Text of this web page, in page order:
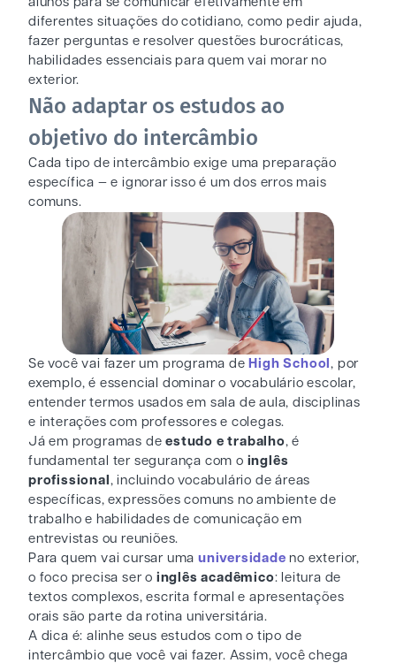
diferentes situações do cotidiano, como pedir ajuda,
fazer perguntas e resolver questões burocráticas,
habilidades essenciais para quem vai morar no
exterior.
Não adaptar os estudos ao
objetivo do intercâmbio
Cada tipo de intercâmbio exige uma preparação
específica — e ignorar isso é um dos erros mais
comuns.
Se você vai fazer um programa de High School , por
exemplo, é essencial dominar o vocabulário escolar,
entender termos usados em sala de aula, disciplinas
e interações com professores e colegas.
Já em programas deestudo e trabalho, é
fundamental ter segurança com o inglês
profissional , incluindo vocabulário de áreas
específicas, expressões comuns no ambiente de
trabalho e habilidades de comunicação em
entrevistas ou reuniões.
Para quem vai cursar uma universidade no exterior,
o foco precisa ser o inglês acadêmico: leitura de
textos complexos, escrita formal e apresentações
orais são parte da rotina universitária.
A dica é: alinhe seus estudos com o tipo de
intercâmbio que você vai fazer. Assim, você chega